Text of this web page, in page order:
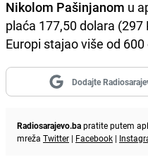
Nikolom Pašinjanom u
plaća 177,50 dolara (297
Europi stajao više od
Dodajte
Radiosarajevo.bapratite putem
mreža Twitter | Facebook |